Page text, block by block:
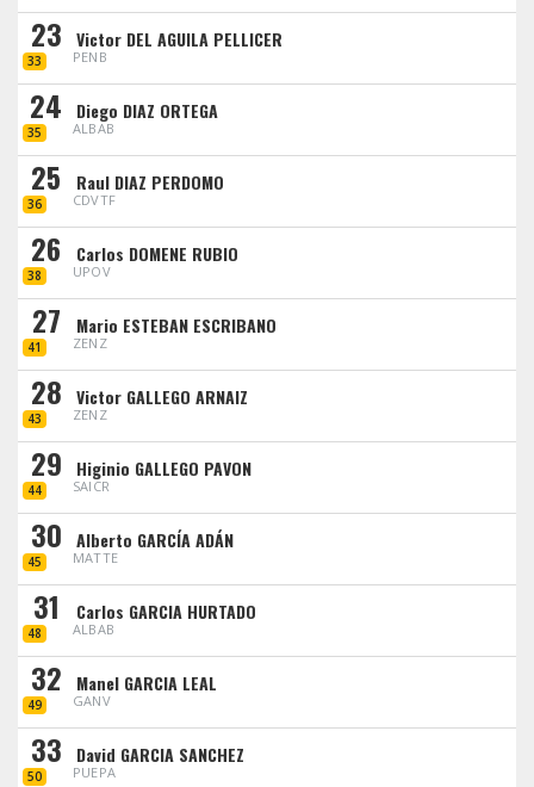
23
33
Victor DEL AGUILA PELLICER
PENB
24
35
Diego DIAZ ORTEGA
ALBAB
25
36
Raul DIAZ PERDOMO
CDVTF
26
38
Carlos DOMENE RUBIO
UPOV
27
41
Mario ESTEBAN ESCRIBANO
ZENZ
28
43
Victor GALLEGO ARNAIZ
ZENZ
29
44
Higinio GALLEGO PAVON
SAICR
30
45
Alberto GARCÍA ADÁN
MATTE
31
48
Carlos GARCIA HURTADO
ALBAB
32
49
Manel GARCIA LEAL
GANV
33
50
David GARCIA SANCHEZ
PUEPA